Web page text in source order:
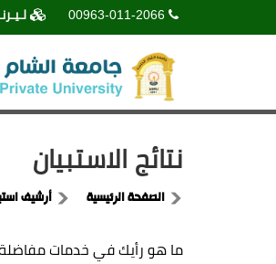
00963-011-2066
نتائج الاستبيان
الصفحة الرئيسية أرشيف
ما هو رأيك في خدمات